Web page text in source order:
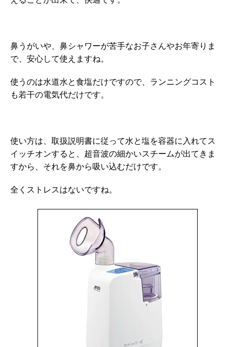
鼻うがいや、鼻シャワーが苦手なお子さんやお年寄りま
で、安心して使えますね。
使うのは水道水と食塩だけですので、ランニングコスト
も若干の電気代だけです。
使い方は、取扱説明書に従って水と塩を容器に入れてス
イッチオンすると、超音波の細かいスチームが出てきま
すから、それを鼻から吸い込むだけです。
全くストレスはないですね。